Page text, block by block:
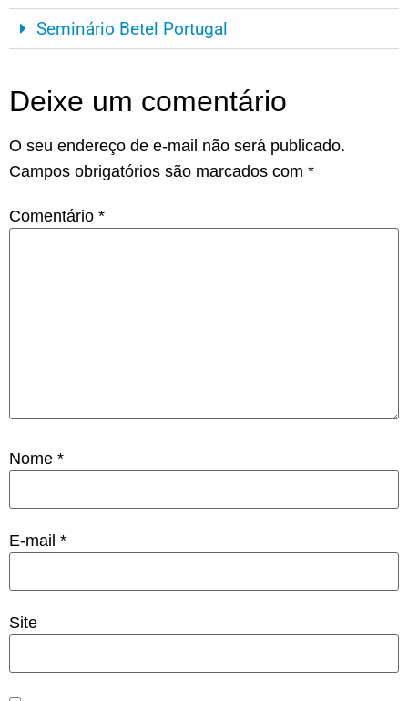
Seminário Betel Portugal
Deixe um comentário
O seu endereço de e-mail não será publicado.
Campos obrigatórios são marcados com *
Comentário *
Nome *
E-mail *
Site